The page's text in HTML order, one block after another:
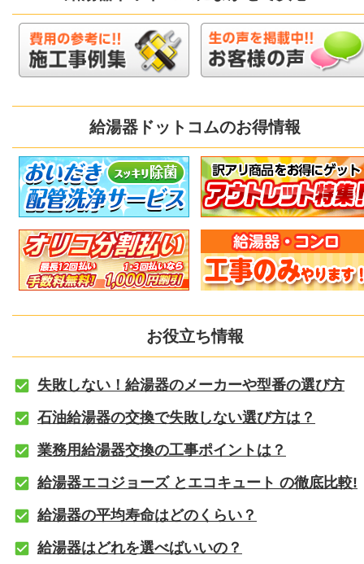
給湯器ドットコムのお得情報
お役立ち情報
失敗しない！給湯器のメーカーや型番の選び方
石油給湯器の交換で失敗しない選び方は？
業務用給湯器交換の工事ポイントは？
給湯器エコジョーズ とエコキュート の徹底比較!
給湯器の平均寿命はどのくらい？
給湯器はどれを選べばいいの？